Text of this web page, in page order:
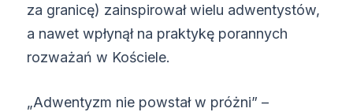
za granicę) zainspirował wielu adwentystów,
a nawet wpłynął na praktykę porannych
rozważań w Kościele.
„Adwentyzm nie powstał w próżni” –